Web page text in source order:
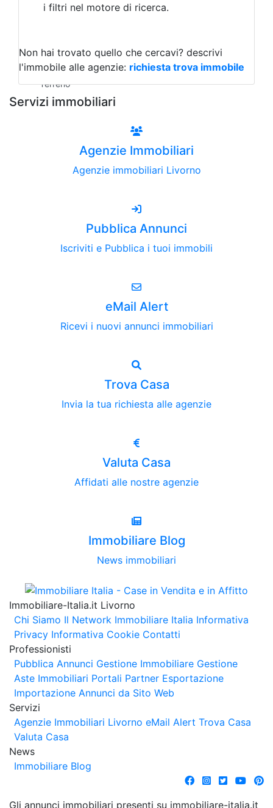
Magazzini
Qualsiasi
Terreno edificabile
Terreno
i filtri nel motore di ricerca.
Non hai trovato quello che cercavi? descrivi
l'immobile alle agenzie: richiesta trova immobile
Servizi immobiliari
Agenzie Immobiliari
Agenzie immobiliari Livorno
Pubblica Annunci
Iscriviti e Pubblica i tuoi immobili
eMail Alert
Ricevi i nuovi annunci immobiliari
Trova Casa
Invia la tua richiesta alle agenzie
Valuta Casa
Affidati alle nostre agenzie
Immobiliare Blog
News immobiliari
Immobiliare-Italia.it Livorno
Chi Siamo Il Network Immobiliare Italia Informativa
Privacy Informativa Cookie Contatti
Professionisti
Pubblica Annunci Gestione Immobiliare Gestione
Aste Immobiliari Portali Partner Esportazione
Importazione Annunci da Sito Web
Servizi
Agenzie Immobiliari Livorno eMail Alert Trova Casa
Valuta Casa
News
Immobiliare Blog
Gli annunci immobiliari presenti su immobiliare-italia.it